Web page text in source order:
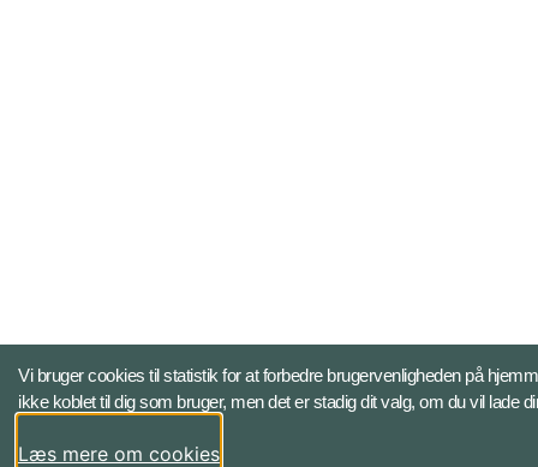
Vi bruger cookies til statistik for at forbedre brugervenligheden på
ikke koblet til dig som bruger, men det er stadig dit valg, om du vil lade
Læs mere om cookies